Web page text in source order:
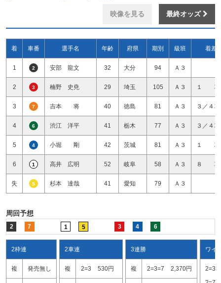
映像を見る 最終オッズ
着 車番 選手名 年齢 府県 期別 級班 着差
1 2 安部 龍文 32 大分 94 Ａ３
2 3 楠野 史尭 29 埼玉 105 Ａ３ １ 車
3 7 吉本 将 40 徳島 81 Ａ３ ３／４
4 6 渋江 洋平 41 栃木 77 Ａ３ ３／４
5 4 小堀 剛 42 茨城 81 Ａ３ １ 車
6 1 高井 広明 52 岐阜 58 Ａ３ ８ 車
失 5 杉本 達哉 41 愛知 79 Ａ３
周回予想
2 7 1 5 3 4 6
2枠連
複 発売無し
2車連
複 2=3 530円
3連勝
複 2=3=7 2,370円
ワイ
2=3